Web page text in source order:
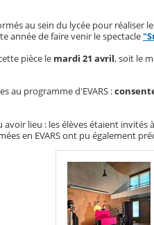
au sein du lycée pour réaliser
année de faire venir le spectacle
pièce le mardi 21 avril, soit le
au programme d'EVARS :
avoir lieu : les élèves étaient
en EVARS ont pu également